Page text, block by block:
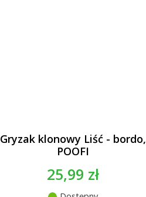
Gryzak klonowy Liść - bordo,
POOFI
25,99 zł